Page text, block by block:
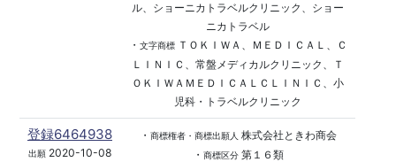
ル、ショーニカトラベルクリニック、ショー
ニカトラベル
・ 文字商標ＴＯＫＩＷＡ、ＭＥＤＩＣＡＬ、Ｃ
ＬＩＮＩＣ、常盤メディカルクリニック、Ｔ
ＯＫＩＷＡＭＥＤＩＣＡＬＣＬＩＮＩＣ、小
児科・トラベルクリニック
登録6464938
出願2020-10-08
・ 商標権者・商標出願人 株式会社ときわ商会
・ 商標区分第１６類